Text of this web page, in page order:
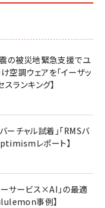
の被災地緊急支援でユ
調ウェアを「イーザッ
ランキング】
ーチャル試着」「RMSバ
レポート】
サービス×AI」の最適
事例】